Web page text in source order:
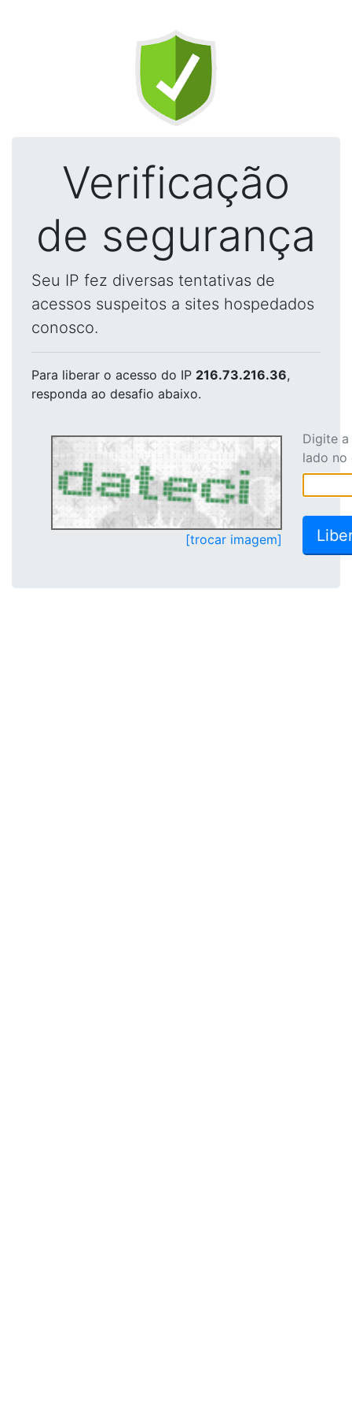
Verificação
de segurança
Seu IP fez diversas tentativas de
acessos suspeitos a sites hospedados
conosco.
Para liberar o acesso do IP 216.73.216.36,
responda ao desafio abaixo.
[trocar imagem]
Digite
lado no